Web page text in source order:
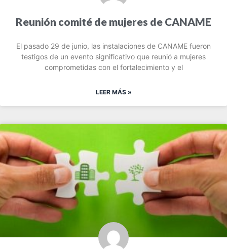
Reunión comité de mujeres de CANAME
El pasado 29 de junio, las instalaciones de CANAME fueron
testigos de un evento significativo que reunió a mujeres
comprometidas con el fortalecimiento y el
LEER MÁS »